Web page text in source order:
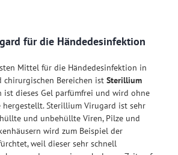
für die Händedesinfektion
Mittel für die Händedesinfektion in
chirurgischen Bereichen ist Sterillium
ist dieses Gel parfümfrei und wird ohne
hergestellt. Sterillium Virugard ist sehr
und unbehüllte Viren, Pilze und
wird zum Beispiel der
weil dieser sehr schnell